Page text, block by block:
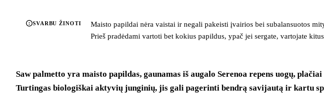
SVARBU ŽINOTI
Maisto papildai nėra vaistai ir negali pakeisti įvairios bei subalansuotos
Prieš pradėdami vartoti bet kokius papildus, ypač jei sergate, vartojate
Saw palmetto yra maisto papildas, gaunamas iš augalo Serenoa repens uogų,
Turtingas biologiškai aktyvių junginių, jis gali pagerinti bendrą savijautą ir kartu